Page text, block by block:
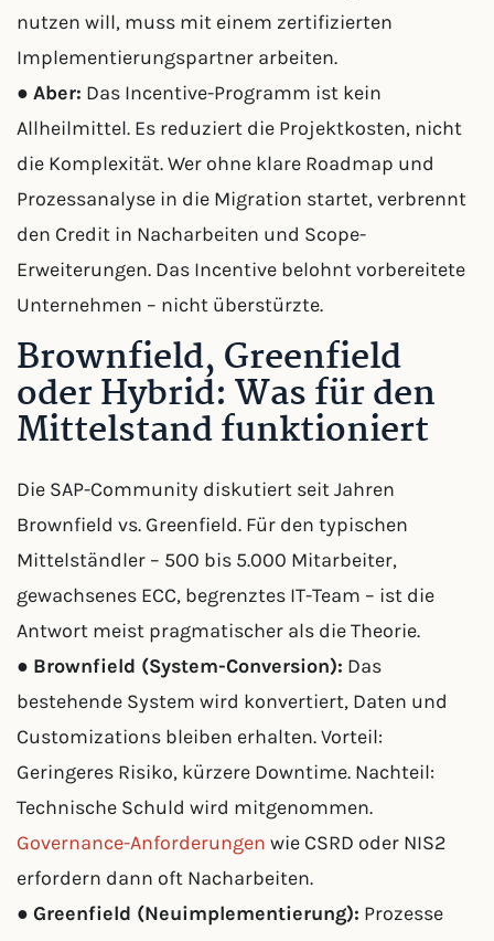
nutzen will, muss mit einem zertifizierten
Implementierungspartner arbeiten.
● Aber: Das Incentive-Programm ist kein
Allheilmittel. Es reduziert die Projektkosten, nicht
die Komplexität. Wer ohne klare Roadmap und
Prozessanalyse in die Migration startet, verbrennt
den Credit in Nacharbeiten und Scope-
Erweiterungen. Das Incentive belohnt vorbereitete
Unternehmen – nicht überstürzte.
Brownfield, Greenfield
oder Hybrid: Was für den
Mittelstand funktioniert
Die SAP-Community diskutiert seit Jahren
Brownfield vs. Greenfield. Für den typischen
Mittelständler – 500 bis 5.000 Mitarbeiter,
gewachsenes ECC, begrenztes IT-Team – ist die
Antwort meist pragmatischer als die Theorie.
● Brownfield (System-Conversion): Das
bestehende System wird konvertiert, Daten und
Customizations bleiben erhalten. Vorteil:
Geringeres Risiko, kürzere Downtime. Nachteil:
Technische Schuld wird mitgenommen.
Governance-Anforderungen wie CSRD oder NIS2
erfordern dann oft Nacharbeiten.
● Greenfield (Neuimplementierung): Prozesse